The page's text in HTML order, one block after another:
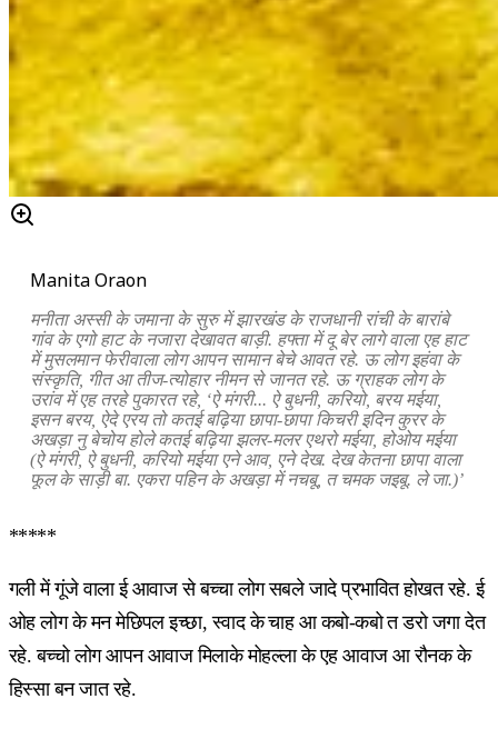
Manita Oraon
मनीता अस्सी के जमाना के सुरु में झारखंड के राजधानी रांची के बारांबे
गांव के एगो हाट के नजारा देखावत बाड़ी. हफ्ता में दू बेर लागे वाला एह हाट
में मुसलमान फेरीवाला लोग आपन सामान बेचे आवत रहे. ऊ लोग इहंवा के
संस्कृति, गीत आ तीज-त्योहार नीमन से जानत रहे. ऊ ग्राहक लोग के
उरांव में एह तरहे पुकारत रहे, ‘ऐ मंगरी... ऐ बुधनी, करियो, बरय मईया,
इसन बरय, ऐदे एरय तो कतई बढ़िया छापा-छापा किचरी इदिन कुरर के
अखड़ा नु बेचोय होले कतई बढ़िया झलर-मलर एथरो मईया, होओय मईया
(ऐ मंगरी, ऐ बुधनी, करियो मईया एने आव, एने देख. देख केतना छापा वाला
फूल के साड़ी बा. एकरा पहिन के अखड़ा में नचबू, त चमक जइबू. ले जा.)’
*****
गली में गूंजे वाला ई आवाज से बच्चा लोग सबले जादे प्रभावित होखत रहे. ई
ओह लोग के मन मेछिपल इच्छा, स्वाद के चाह आ कबो-कबो त डरो जगा देत
रहे. बच्चो लोग आपन आवाज मिलाके मोहल्ला के एह आवाज आ रौनक के
हिस्सा बन जात रहे.